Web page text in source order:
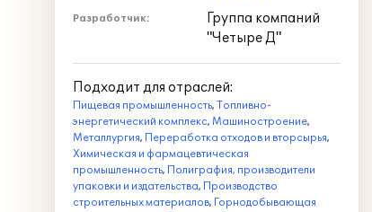
Разработчик:
Группа компаний
"Четыре Д"
Подходит для отраслей:
Пищевая промышленность, Топливно-
энергетический комплекс, Машиностроение,
Металлургия, Переработка отходов и вторсырья,
Химическая и фармацевтическая
промышленность, Полиграфия, производители
упаковки и издательства, Производство
строительных материалов, Горнодобывающая